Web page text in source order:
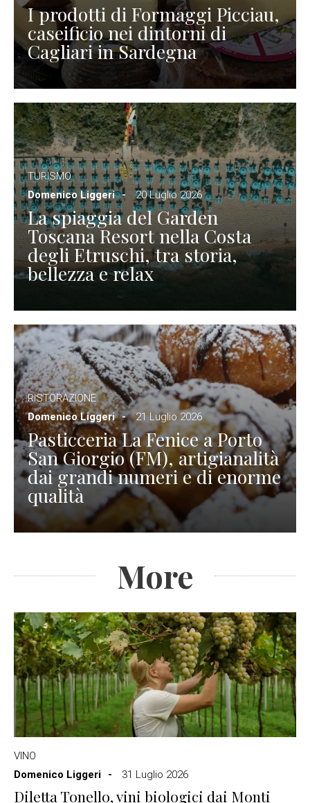
I prodotti di Formaggi Picciau,
caseificio nei dintorni di
Cagliari in Sardegna
TURISMO
Domenico Liggeri
20 Luglio 2026
La spiaggia del Garden
Toscana Resort nella Costa
degli Etruschi, tra storia,
bellezza e relax
RISTORAZIONE
Domenico Liggeri
21 Luglio 2026
Pasticceria La Fenice a Porto
San Giorgio (FM), artigianalità
dai grandi numeri e di enorme
qualità
More
VINO
Domenico Liggeri
31 Luglio 2026
Diletta Tonello, vini biologici dai Monti